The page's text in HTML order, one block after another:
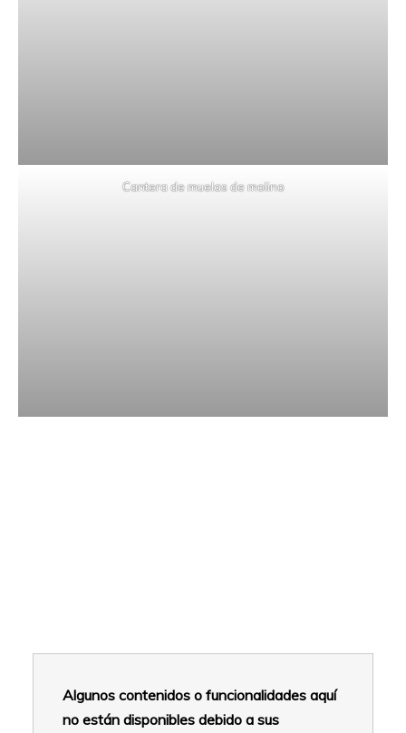
Cantera de muelas de molino
Algunos contenidos o funcionalidades aquí
no están disponibles debido a sus